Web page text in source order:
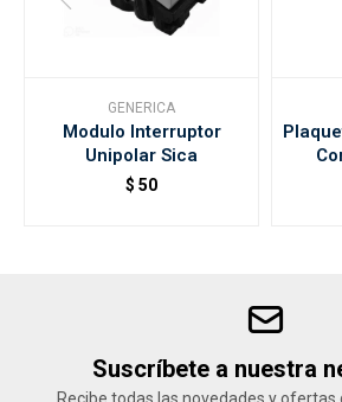
GENERICA
Modulo Interruptor
Unipolar Sica
$ 50
Suscríbete a nuestra